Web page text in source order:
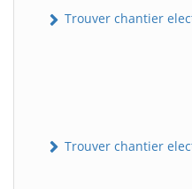
Trouver chantier
Trouver chantier